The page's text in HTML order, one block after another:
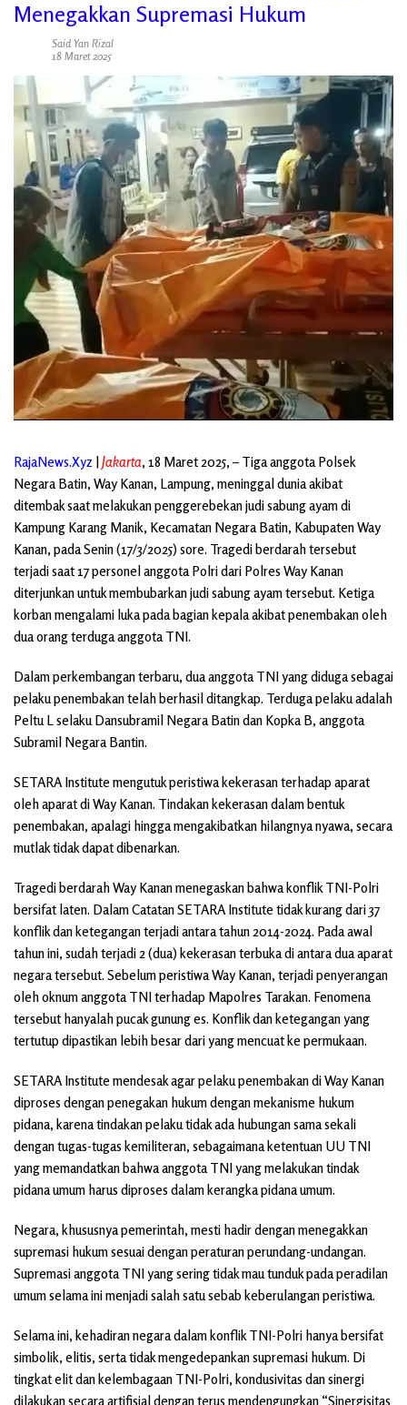
Menegakkan Supremasi Hukum
Said Yan Rizal
18 Maret 2025
RajaNews.Xyz Jakarta, 18 Maret 2025, – Tiga anggota Polsek
Negara Batin, Way Kanan, Lampung, meninggal dunia akibat
ditembak saat melakukan penggerebekan judi sabung ayam di
Kampung Karang Manik, Kecamatan Negara Batin, Kabupaten Way
Kanan, pada Senin (17/3/2025) sore. Tragedi berdarah tersebut
terjadi saat 17 personel anggota Polri dari Polres Way Kanan
diterjunkan untuk membubarkan judi sabung ayam tersebut. Ketiga
korban mengalami luka pada bagian kepala akibat penembakan oleh
dua orang terduga anggota TNI.
Dalam perkembangan terbaru, dua anggota TNI yang diduga sebagai
pelaku penembakan telah berhasil ditangkap. Terduga pelaku adalah
Peltu L selaku Dansubramil Negara Batin dan Kopka B, anggota
Subramil Negara Bantin.
SETARA Institute mengutuk peristiwa kekerasan terhadap aparat
oleh aparat di Way Kanan. Tindakan kekerasan dalam bentuk
penembakan, apalagi hingga mengakibatkan hilangnya nyawa, secara
mutlak tidak dapat dibenarkan.
Tragedi berdarah Way Kanan menegaskan bahwa konflik TNI-Polri
bersifat laten. Dalam Catatan SETARA Institute tidak kurang dari 37
konflik dan ketegangan terjadi antara tahun 2014-2024. Pada awal
tahun ini, sudah terjadi 2 (dua) kekerasan terbuka di antara dua aparat
negara tersebut. Sebelum peristiwa Way Kanan, terjadi penyerangan
oleh oknum anggota TNI terhadap Mapolres Tarakan. Fenomena
tersebut hanyalah pucak gunung es. Konflik dan ketegangan yang
tertutup dipastikan lebih besar dari yang mencuat ke permukaan.
SETARA Institute mendesak agar pelaku penembakan di Way Kanan
diproses dengan penegakan hukum dengan mekanisme hukum
pidana, karena tindakan pelaku tidak ada hubungan sama sekali
dengan tugas-tugas kemiliteran, sebagaimana ketentuan UU TNI
yang memandatkan bahwa anggota TNI yang melakukan tindak
pidana umum harus diproses dalam kerangka pidana umum.
Negara, khususnya pemerintah, mesti hadir dengan menegakkan
supremasi hukum sesuai dengan peraturan perundang-undangan.
Supremasi anggota TNI yang sering tidak mau tunduk pada peradilan
umum selama ini menjadi salah satu sebab keberulangan peristiwa.
Selama ini, kehadiran negara dalam konflik TNI-Polri hanya bersifat
simbolik, elitis, serta tidak mengedepankan supremasi hukum. Di
tingkat elit dan kelembagaan TNI-Polri, kondusivitas dan sinergi
dilakukan secara artifisial dengan terus mendengungkan “Sinergisitas